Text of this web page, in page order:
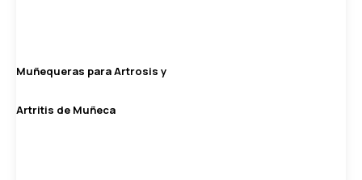
Muñequeras para Artrosis y
Artritis de Muñeca